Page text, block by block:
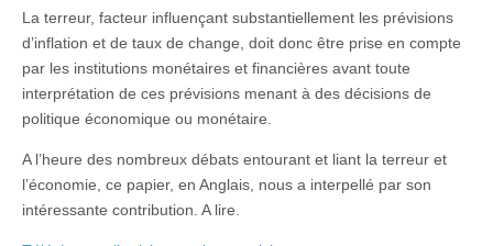
La terreur, facteur influençant substantiellement les prévisions
d’inflation et de taux de change, doit donc être prise en compte
par les institutions monétaires et financières avant toute
interprétation de ces prévisions menant à des décisions de
politique économique ou monétaire.
A l’heure des nombreux débats entourant et liant la terreur et
l’économie, ce papier, en Anglais, nous a interpellé par son
intéressante contribution. A lire.